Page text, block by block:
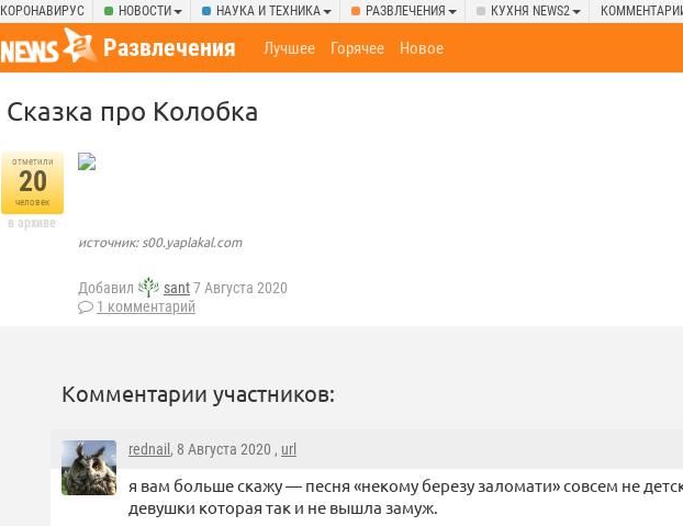
КОРОНАВИРУС НОВОСТИ НАУКА И ТЕХНИКА РАЗВЛЕЧЕНИЯ КУХНЯ NEWS2
Развлечения Лучшее Горячее Новое
Сказка про Колобка
отметили
20
человек
в архиве
источник: s00.yaplakal.com
Добавил sant7 Августа 2020
1 комментарий
Комментарии участников:
rednail , 8 Августа 2020 , url
я вам больше скажу — песня «некому березу заломати» совсем не
девушки которая так и не вышла замуж.